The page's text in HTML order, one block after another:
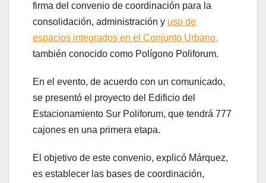
firma del convenio de coordinación para la
consolidación, administración y uso de
espacios integrados en el Conjunto Urbano,
también conocido como Polígono Poliforum.
En el evento, de acuerdo con un comunicado,
se presentó el proyecto del Edificio del
Estacionamiento Sur Poliforum, que tendrá 777
cajones en una primera etapa.
El objetivo de este convenio, explicó Márquez,
es establecer las bases de coordinación,